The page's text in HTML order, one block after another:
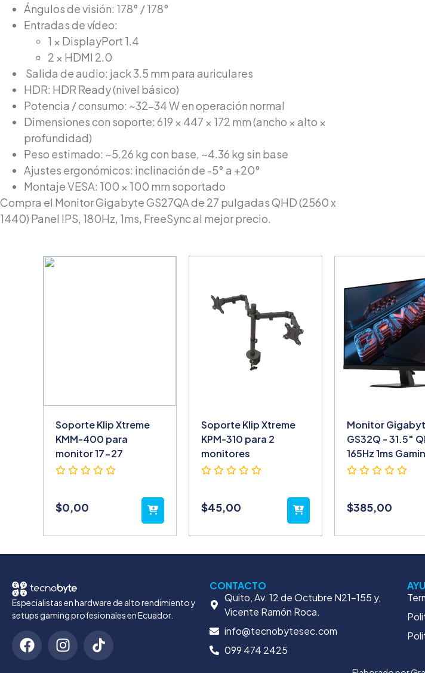
Ángulos de visión: 178° / 178°
Entradas de vídeo:
1 × DisplayPort 1.4
2 × HDMI 2.0
Salida de audio: jack 3.5 mm para auriculares
HDR: HDR Ready (nivel básico)
Potencia / consumo: ~32–34 W en operación normal
Dimensiones con soporte: 619 × 447 × 172 mm (ancho × alto ×
profundidad)
Peso estimado: ~5.26 kg con base, ~4.36 kg sin base
Ajustes ergonómicos: inclinación de -5° a +20°
Montaje VESA: 100 × 100 mm soportado
Compra el Monitor Gigabyte GS27QA de 27 pulgadas QHD (2560 x
1440) Panel IPS, 180Hz, 1ms, FreeSync al mejor precio.
Soporte Klip Xtreme
KMM-400 para
monitor 17-27
$0,00
Soporte Klip Xtreme
KPM-310 para 2
monitores
$45,00
Monitor
GS32Q - 31.5″
165Hz 1ms
$385,00
Especialistas en hardware de alto rendimiento y
setups gaming profesionales en Ecuador.
CONTACTO
Quito, Av. 12 de Octubre N21-155 y,
Vicente Ramón Roca.
info@tecnobytesec.com
099 474 2425